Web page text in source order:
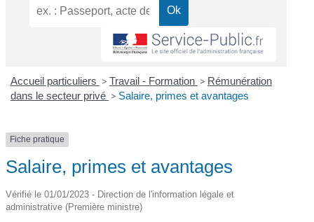
Accueil particuliers > Travail - Formation > Rémunération
dans le secteur privé > Salaire, primes et avantages
Fiche pratique
Salaire, primes et avantages
Vérifié le 01/01/2023 - Direction de l'information légale et
administrative (Première ministre)